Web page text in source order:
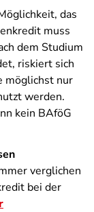
das
muss
dem Studium
riskiert sich
möglichst nur
werden.
kein BAföG
verglichen
bei der